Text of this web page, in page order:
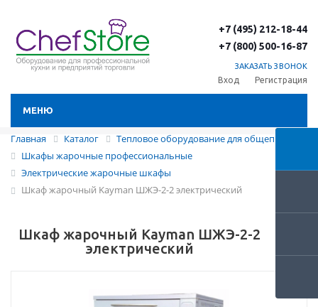
+7 (495) 212-18-44
+7 (800) 500-16-87
ЗАКАЗАТЬ ЗВОНОК
Вход Регистрация
МЕНЮ
Главная Каталог
Тепловое оборудование для общепита
Шкафы жарочные профессиональные
Электрические жарочные шкафы
Шкаф жарочный Kayman ШЖЭ-2-2 электрический
Шкаф жарочный Kayman ШЖЭ-2-2
электрический